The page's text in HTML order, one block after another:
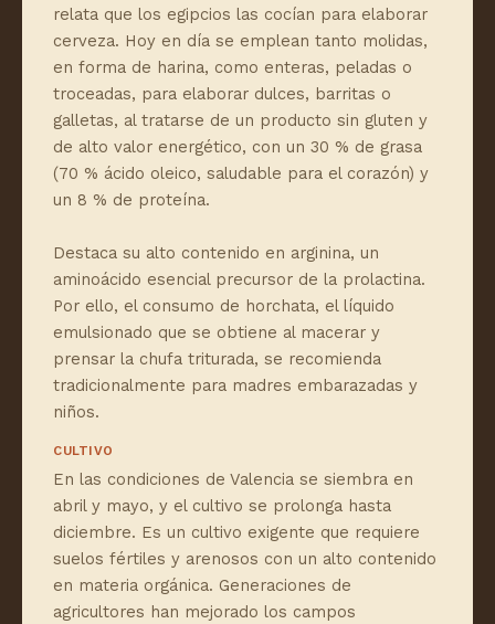
relata que los egipcios las cocían para elaborar
cerveza. Hoy en día se emplean tanto molidas,
en forma de harina, como enteras, peladas o
troceadas, para elaborar dulces, barritas o
galletas, al tratarse de un producto sin gluten y
de alto valor energético, con un 30 % de grasa
(70 % ácido oleico, saludable para el corazón) y
un 8 % de proteína.
Destaca su alto contenido en arginina, un
aminoácido esencial precursor de la prolactina.
Por ello, el consumo de horchata, el líquido
emulsionado que se obtiene al macerar y
prensar la chufa triturada, se recomienda
tradicionalmente para madres embarazadas y
niños.
CULTIVO
En las condiciones de Valencia se siembra en
abril y mayo, y el cultivo se prolonga hasta
diciembre. Es un cultivo exigente que requiere
suelos fértiles y arenosos con un alto contenido
en materia orgánica. Generaciones de
agricultores han mejorado los campos